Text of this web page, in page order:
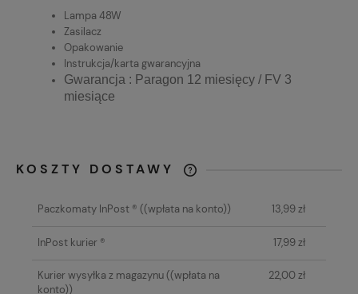
Lampa 48W
Zasilacz
Opakowanie
Instrukcja/karta gwarancyjna
Gwarancja : Paragon 12 miesięcy / FV 3
miesiące
KOSZTY DOSTAWY
KOSZTÓW PŁATNOŚCI
Paczkomaty InPost ® ((wpłata na konto)) 13,99 zł
InPost kurier ® 17,99 zł
Kurier wysyłka z magazynu((wpłata na
konto))
22,00 zł